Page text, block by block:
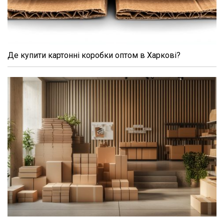
Де купити картонні коробки оптом в Харкові?